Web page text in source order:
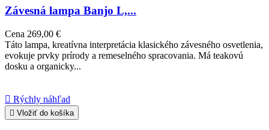
Závesná lampa Banjo L,...
Cena 269,00 €
Táto lampa, kreatívna interpretácia klasického závesného osvetlenia,
evokuje prvky prírody a remeselného spracovania. Má teakovú
dosku a organicky...
 Rýchly náhľad
 Vložiť do košíka